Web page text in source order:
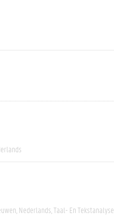
Nederlands Taal- En Tekstanalyse